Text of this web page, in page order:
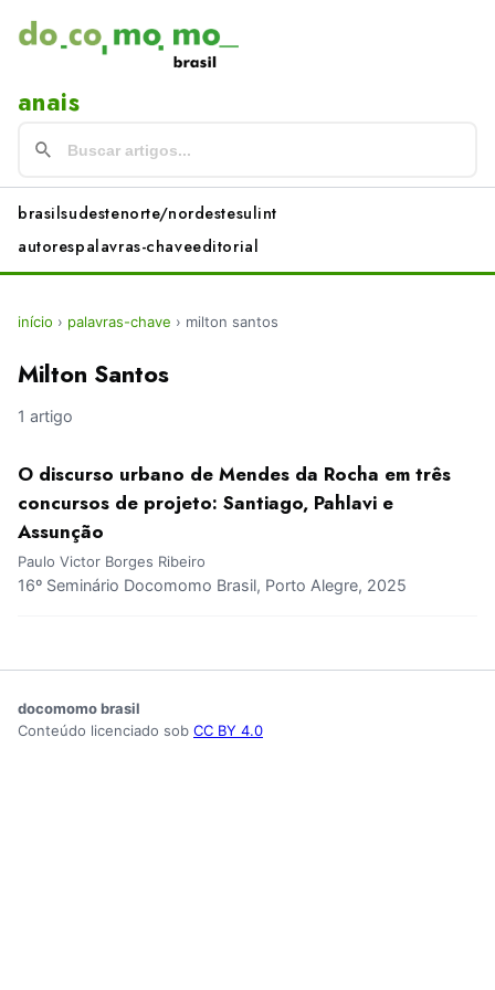
anais
brasilsudestenorte/nordestesulint
autorespalavras-chaveeditorial
início › palavras-chave › milton santos
Milton Santos
1 artigo
O discurso urbano de Mendes da Rocha em três
concursos de projeto: Santiago, Pahlavi e
Assunção
Paulo Victor Borges Ribeiro
16º Seminário Docomomo Brasil, Porto Alegre, 2025
docomomo brasil
Conteúdo licenciado sob CC BY 4.0